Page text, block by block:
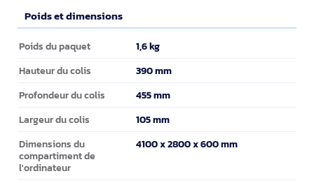
Poids et dimensions
Poids et dimensions
Poids du paquet 1,6 kg
Hauteur du colis 390 mm
Profondeur du colis 455 mm
Largeur du colis 105 mm
Dimensions du
compartiment de
l'ordinateur
4100 x 2800 x 600 mm